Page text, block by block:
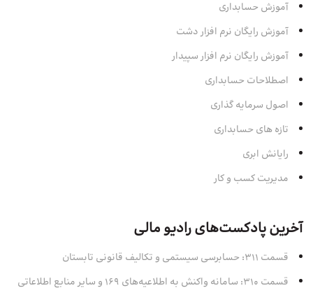
آموزش حسابداری
آموزش رایگان نرم افزار دشت
آموزش رایگان نرم افزار سپیدار
اصطلاحات حسابداری
اصول سرمایه‌ گذاری
تازه های حسابداری
رایانش ابری
مدیریت کسب و کار
آخرین پادکست‌های رادیو مالی
قسمت 311: حسابرسی سیستمی و تکالیف قانونی تابستان
قسمت 310: سامانه واکنش به اطلاعیه‌های 169 و سایر منابع اطلاعاتی